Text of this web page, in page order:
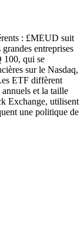
: £MEUD suit
entreprises
100, qui se
sur le Nasdaq,
ETF diffèrent
et la taille
Exchange, utilisent
une politique de